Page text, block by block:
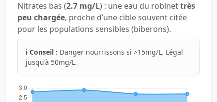
Nitrates bas (2.7 mg/L) : une eau du robinettrès
peu chargée, proche d’une cible souvent citée
pour les populations sensibles (biberons).
ℹ️ Conseil : Danger nourrissons si >15mg/L. Légal
jusqu'à 50mg/L.